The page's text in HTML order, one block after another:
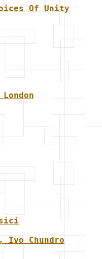
Of Unity
Ivo Chundro